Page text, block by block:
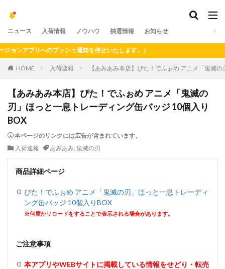
ニュース 入荷情報 ノウハウ 抽選情報 お知らせ
プリへのプッシュ通知を停止いたします。）
HOME 入荷速報 【あみあみ本店】ぴた！でふぉめ アニメ「鬼滅
【あみあみ本店】ぴた！でふぉめ アニメ「鬼滅の
刃」ほっと一息トレーディング缶バッジ 10個入り
BOX
本ページのリンクには広告が含まれています。
入荷速報
あみあみ, 鬼滅の刃
商品詳細ページ
ぴた！でふぉめ アニメ「鬼滅の刃」ほっと一息トレーディ
ング缶バッジ 10個入りBOX
※何度かリロードをすることで表示される場合があります。
ご注意事項
本アプリやWEBサイトに掲載している情報をせどり・転売